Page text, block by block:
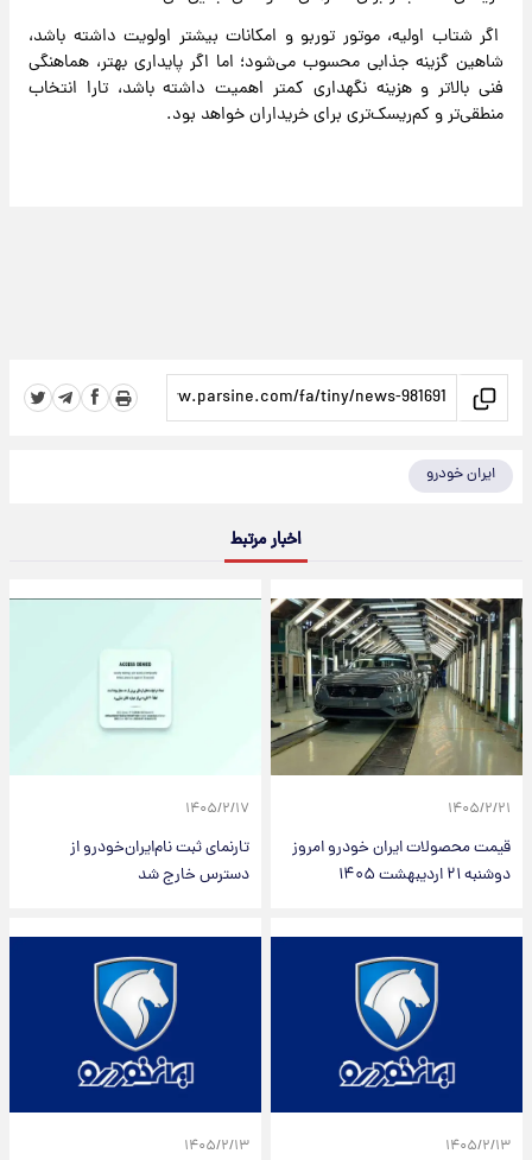
اگر شتاب اولیه، موتور توربو و امکانات بیشتر اولویت داشته باشد،
شاهین گزینه جذابی محسوب می‌شود؛ اما اگر پایداری بهتر، هماهنگی
فنی بالاتر و هزینه نگهداری کمتر اهمیت داشته باشد، تارا انتخاب
منطقی‌تر و کم‌ریسک‌تری برای خریداران خواهد بود.
ایران خودرو
اخبار مرتبط
۱۴۰۵/۲/۲۱
قیمت محصولات ایران خودرو امروز
دوشنبه ۲۱ اردیبهشت ۱۴۰۵
۱۴۰۵/۲/۱۷
تارنمای ثبت نام‌ایران‌خودرو از
دسترس خارج شد
۱۴۰۵/۲/۱۳ ۱۴۰۵/۲/۱۳